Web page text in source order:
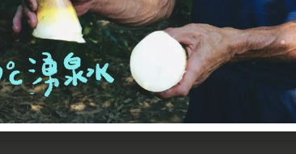
新社高海拔產區
台中新社是全台香菇主要產區，地處中部
菇體在這樣的環境下生長速度比平地慢，